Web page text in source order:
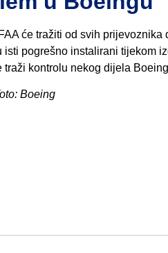
će tražiti od svih
pogrešno instalirani tijekom
traži kontrolu nekog dijela
Boeing